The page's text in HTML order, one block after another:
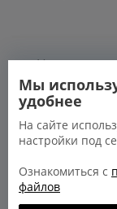
https://
Мы
удобнее
На сайте
настройки под
Ознакомиться с
файлов